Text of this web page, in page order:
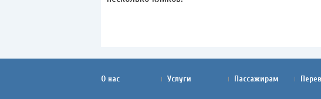
О нас Услуги Пассажирам